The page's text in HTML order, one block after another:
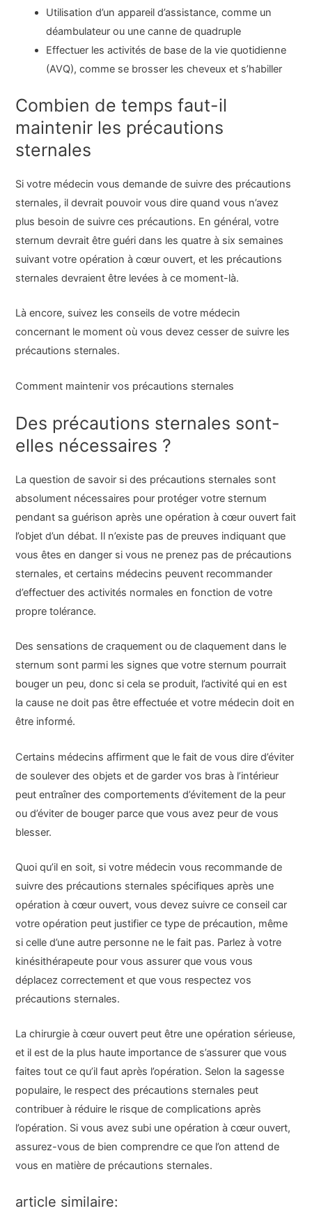
Utilisation d’un appareil d’assistance, comme un
déambulateur ou une canne de quadruple
Effectuer les activités de base de la vie quotidienne
(AVQ), comme se brosser les cheveux et s’habiller
Combien de temps faut-il
maintenir les précautions
sternales
Si votre médecin vous demande de suivre des précautions
sternales, il devrait pouvoir vous dire quand vous n’avez
plus besoin de suivre ces précautions. En général, votre
sternum devrait être guéri dans les quatre à six semaines
suivant votre opération à cœur ouvert, et les précautions
sternales devraient être levées à ce moment-là.
Là encore, suivez les conseils de votre médecin
concernant le moment où vous devez cesser de suivre les
précautions sternales.
Comment maintenir vos précautions sternales
Des précautions sternales sont-
elles nécessaires ?
La question de savoir si des précautions sternales sont
absolument nécessaires pour protéger votre sternum
pendant sa guérison après une opération à cœur ouvert fait
l’objet d’un débat. Il n’existe pas de preuves indiquant que
vous êtes en danger si vous ne prenez pas de précautions
sternales, et certains médecins peuvent recommander
d’effectuer des activités normales en fonction de votre
propre tolérance.
Des sensations de craquement ou de claquement dans le
sternum sont parmi les signes que votre sternum pourrait
bouger un peu, donc si cela se produit, l’activité qui en est
la cause ne doit pas être effectuée et votre médecin doit en
être informé.
Certains médecins affirment que le fait de vous dire d’éviter
de soulever des objets et de garder vos bras à l’intérieur
peut entraîner des comportements d’évitement de la peur
ou d’éviter de bouger parce que vous avez peur de vous
blesser.
Quoi qu’il en soit, si votre médecin vous recommande de
suivre des précautions sternales spécifiques après une
opération à cœur ouvert, vous devez suivre ce conseil car
votre opération peut justifier ce type de précaution, même
si celle d’une autre personne ne le fait pas. Parlez à votre
kinésithérapeute pour vous assurer que vous vous
déplacez correctement et que vous respectez vos
précautions sternales.
La chirurgie à cœur ouvert peut être une opération sérieuse,
et il est de la plus haute importance de s’assurer que vous
faites tout ce qu’il faut après l’opération. Selon la sagesse
populaire, le respect des précautions sternales peut
contribuer à réduire le risque de complications après
l’opération. Si vous avez subi une opération à cœur ouvert,
assurez-vous de bien comprendre ce que l’on attend de
vous en matière de précautions sternales.
article similaire: